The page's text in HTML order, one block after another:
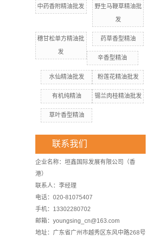
中药香附精油批发
野生马鞭草精油批
发
穗甘松单方精油批
发
药草香型精油
辛香型精油
水仙精油批发 粉莲花精油批发
有机纯精油 锡兰肉桂精油批发
草叶香型精油
联系我们
企业名称：垣鑫国际发展有限公司（香
港）
联系人：李经理
电话：020-81075407
手机：13302280702
邮箱：youngsing_cn@163.com
地址：广东省广州市越秀区东风中路268号